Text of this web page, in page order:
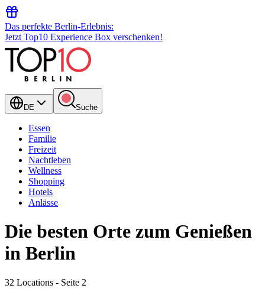
Das perfekte Berlin-Erlebnis:
Jetzt Top10 Experience Box verschenken!
DE Suche
Essen
Familie
Freizeit
Nachtleben
Wellness
Shopping
Hotels
Anlässe
Die besten Orte zum Genießen
in Berlin
32 Locations - Seite 2